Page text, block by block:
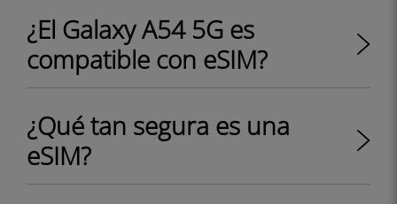
¿El Galaxy A54 5G es
compatible con eSIM?
¿Qué tan segura es una
eSIM?